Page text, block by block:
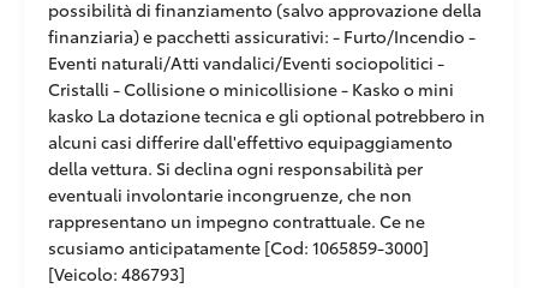
possibilità di finanziamento (salvo approvazione della
finanziaria) e pacchetti assicurativi: - Furto/Incendio -
Eventi naturali/Atti vandalici/Eventi sociopolitici -
Cristalli - Collisione o minicollisione - Kasko o mini
kasko La dotazione tecnica e gli optional potrebbero in
alcuni casi differire dall'effettivo equipaggiamento
della vettura. Si declina ogni responsabilità per
eventuali involontarie incongruenze, che non
rappresentano un impegno contrattuale. Ce ne
scusiamo anticipatamente [Cod: 1065859-3000]
[Veicolo: 486793]